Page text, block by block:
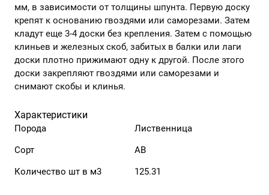
мм, в зависимости от толщины шпунта. Первую доску
крепят к основанию гвоздями или саморезами. Затем
кладут еще 3-4 доски без крепления. Затем с помощью
клиньев и железных скоб, забитых в балки или лаги
доски плотно прижимают одну к другой. После этого
доски закрепляют гвоздями или саморезами и
снимают скобы и клинья.
Характеристики
Порода
Лиственница
Сорт
АВ
Количество шт в м3
125.31